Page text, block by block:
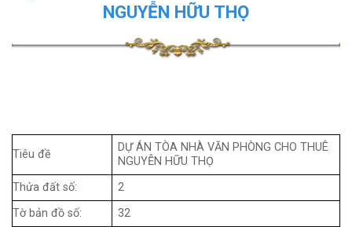
NGUYỄN HỮU THỌ
Tiêu đề
DỰ ÁN TÒA NHÀ VĂN PHÒNG CHO THUÊ
NGUYỄN HỮU THỌ
Thửa đất số:
2
Tờ bản đồ số:
32